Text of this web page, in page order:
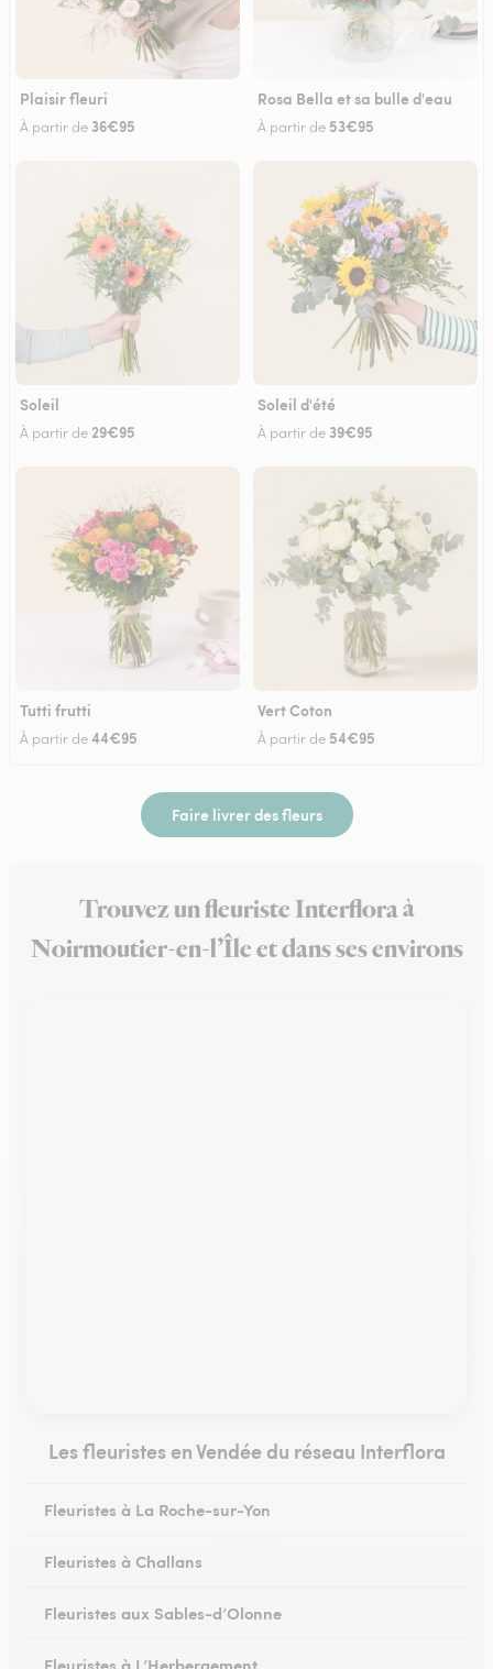
Plaisir fleuri
À partir de 36€95
Rosa Bella et sa bulle d'eau
À partir de 53€95
Soleil
À partir de 29€95
Soleil d'été
À partir de 39€95
Tutti frutti
À partir de44€95
Vert Coton
À partir de 54€95
Faire livrer des fleurs
Trouvez un fleuriste Interflora à
Noirmoutier-en-l’Île et dans ses environs
Les fleuristes en Vendée du réseau Interflora
Fleuristes à La Roche-sur-Yon
Fleuristes à Challans
Fleuristes aux Sables-d’Olonne
Fleuristes à L’Herbergement